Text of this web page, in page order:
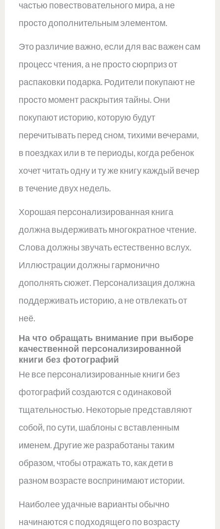
частью повествовательного мира, а не
просто дополнительным элементом.
Это различие важно, если для вас важен сам
процесс чтения, а не просто сюрприз от
распаковки подарка. Родители покупают не
просто момент раскрытия тайны. Они
покупают историю, которую будут
перечитывать перед сном, тихими вечерами,
в поездках или в те периоды, когда ребенок
хочет читать одну и ту же книгу каждый вечер
в течение двух недель.
Хорошая персонализированная книга
должна выдерживать многократное чтение.
Слова должны звучать естественно вслух.
Иллюстрации должны гармонично
дополнять сюжет. Персонализация должна
поддерживать историю, а не отвлекать от
неё.
На что обращать внимание при выборе
качественной персонализированной
книги без фотографий
Не все персонализированные книги без
фотографий создаются с одинаковой
тщательностью. Некоторые представляют
собой, по сути, шаблоны с вставленным
именем. Другие же разработаны таким
образом, чтобы отражать то, как дети в
разном возрасте воспринимают истории.
Наиболее удачные варианты обычно
начинаются с подходящего по возрасту